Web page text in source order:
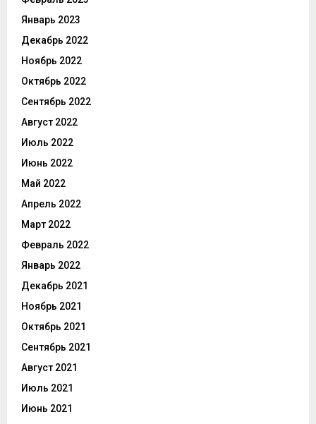
Январь 2023
Декабрь 2022
Ноябрь 2022
Октябрь 2022
Сентябрь 2022
Август 2022
Июль 2022
Июнь 2022
Май 2022
Апрель 2022
Март 2022
Февраль 2022
Январь 2022
Декабрь 2021
Ноябрь 2021
Октябрь 2021
Сентябрь 2021
Август 2021
Июль 2021
Июнь 2021